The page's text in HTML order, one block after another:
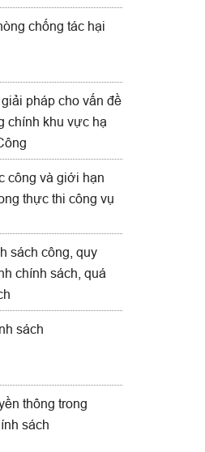
chống tác hại
pháp cho vấn đề
chính khu vực hạ
công và giới hạn
thực thi công vụ
sách công, quy
chính sách, quá
sách
thông trong
sách